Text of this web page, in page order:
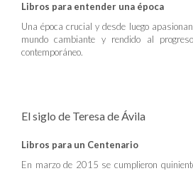
Libros para entender una época
Una época crucial y desde luego
mundo cambiante y rendido al
contemporáneo.
El siglo de Teresa de Ávila
Libros para un Centenario
En marzo de 2015 se cumplieron